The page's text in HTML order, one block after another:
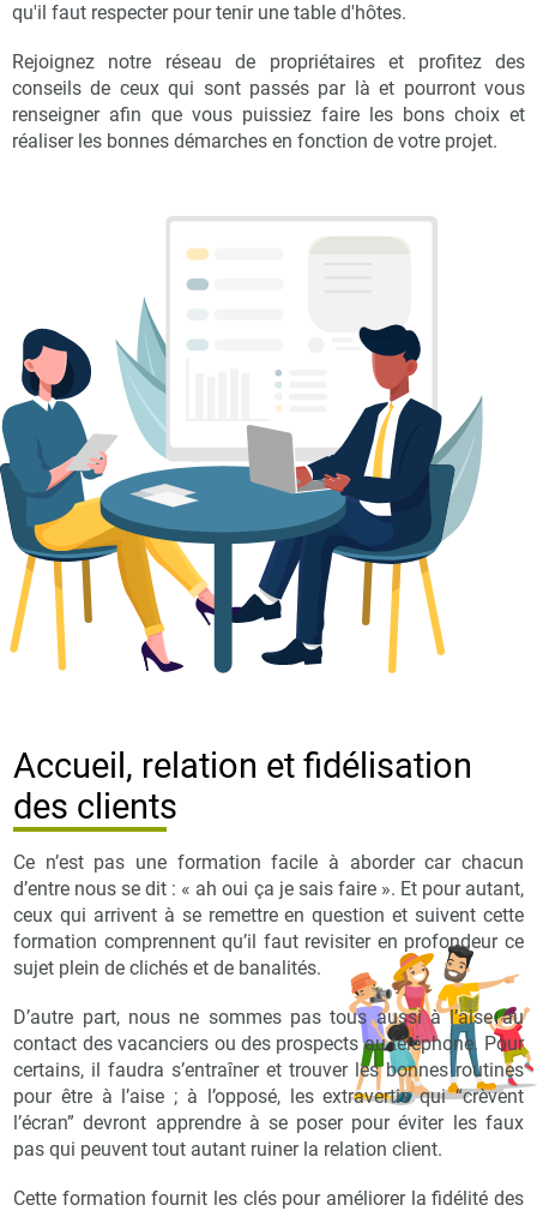
qu'il faut respecter pour tenir une table d'hôtes.
Rejoignez notre réseau de propriétaires et profitez des
conseils de ceux qui sont passés par là et pourront vous
renseigner afin que vous puissiez faire les bons choix et
réaliser les bonnes démarches en fonction de votre projet.
Accueil, relation et fidélisation
des clients
Ce n’est pas une formation facile à aborder car chacun
d’entre nous se dit : « ah oui ça je sais faire ». Et pour autant,
ceux qui arrivent à se remettre en question et suivent cette
formation comprennent qu’il faut revisiter en profondeur ce
sujet plein de clichés et de banalités.
D’autre part, nous ne sommes pas tous aussi à l’aise au
contact des vacanciers ou des prospects au téléphone. Pour
certains, il faudra s’entraîner et trouver les bonnes routines
pour être à l’aise ; à l’opposé, les extravertis qui “crèvent
l’écran” devront apprendre à se poser pour éviter les faux
pas qui peuvent tout autant ruiner la relation client.
Cette formation fournit les clés pour améliorer la fidélité des